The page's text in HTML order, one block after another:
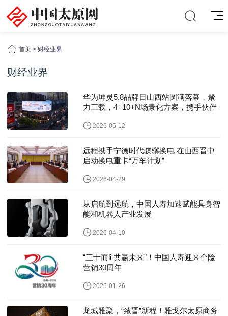
首页 > 财经业界
财经业界
华为坤灵5.8品牌日山西站圆满落幕，聚
力三载，4+10+N场景化方案，携手伙伴
2026-05-12
远程携手宁德时代骐骥换电 在山西晋中
启动换电重卡“万车计划”
2026-04-29
从启航到远航，中国人寿加速赋能具身智
能和机器人产业发展
2026-04-10
“三十而li 共赢未来”！中国人寿迎来个险
营销30周年
2026-01-26
龙城雅聚，“致晋”新程！雅戈尔太原商务